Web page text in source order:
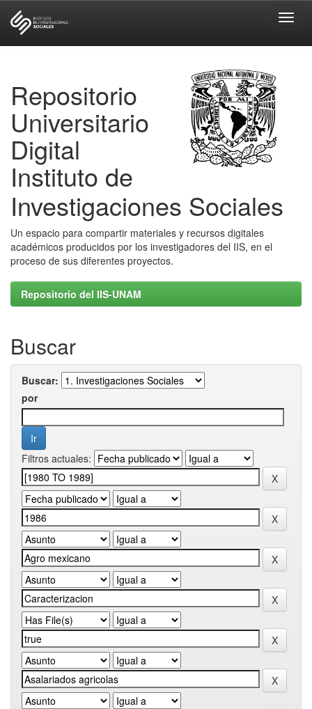
Repositorio
Universitario
Digital
Instituto de
Investigaciones Sociales
Un espacio para compartir materiales y recursos digitales
académicos producidos por los investigadores del IIS, en el
proceso de sus diferentes proyectos.
Repositorio del IIS-UNAM
Buscar
Buscar:
por
Filtros actuales: